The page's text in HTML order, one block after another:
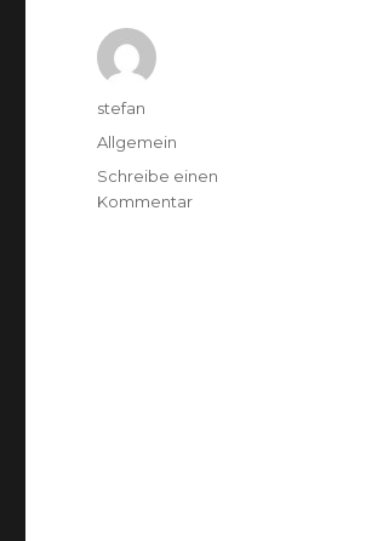
Autor
stefan
Kategorien
Allgemein
Schreibe einen
Kommentarzu